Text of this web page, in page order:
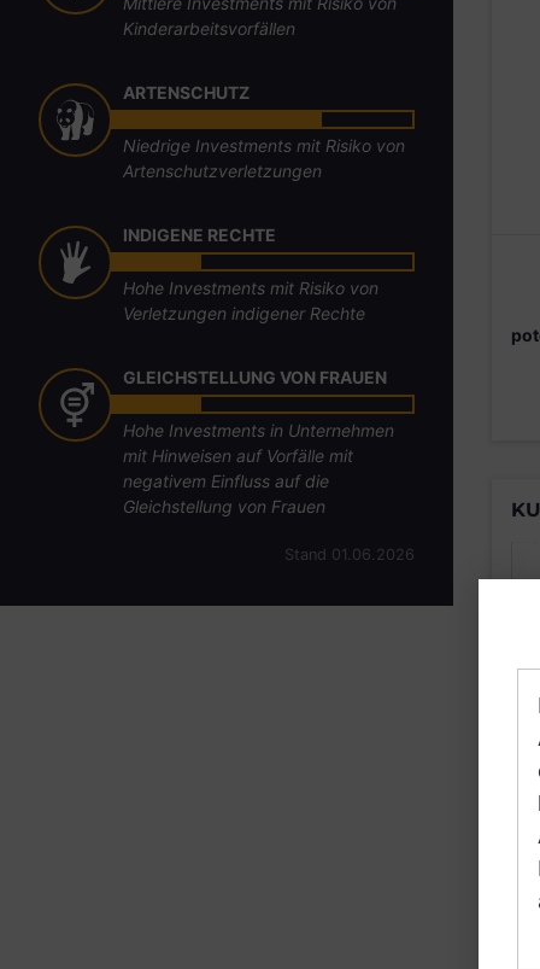
Kinderarbeitsvorfällen
ARTENSCHUTZ
Niedrige Investments mit Risiko von
Artenschutzverletzungen
INDIGENE RECHTE
Hohe Investments mit Risiko von
Verletzungen indigener Rechte
GLEICHSTELLUNG VON FRAUEN
Hohe Investments in Unternehmen
mit Hinweisen auf Vorfälle mit
negativem Einfluss auf die
Gleichstellung von Frauen
Stand 01.06.2026